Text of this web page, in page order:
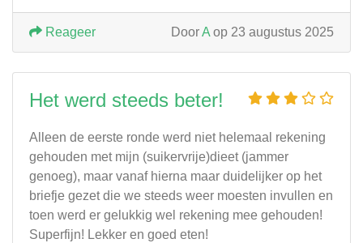
DoorA op 23 augustus 2025
Reageer
Het werd steeds beter!
Alleen de eerste ronde werd niet helemaal rekening
gehouden met mijn (suikervrije)dieet (jammer
genoeg), maar vanaf hierna maar duidelijker op het
briefje gezet die we steeds weer moesten invullen en
toen werd er gelukkig wel rekening mee gehouden!
Superfijn! Lekker en goed eten!